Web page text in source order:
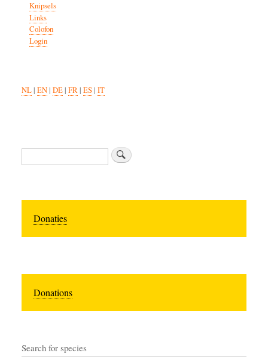
Knipsels
Links
Colofon
Login
NL| EN| DE| FR| ES| IT
Zoeken
Donaties
Donations
Search for species